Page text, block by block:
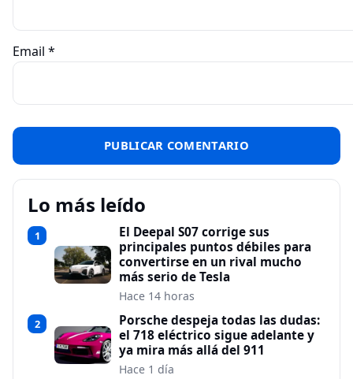
Email *
Lo más leído
1
El Deepal S07 corrige sus
principales puntos débiles para
convertirse en un rival mucho
más serio de Tesla
Hace 14 horas
2
Porsche despeja todas las dudas:
el 718 eléctrico sigue adelante y
ya mira más allá del 911
Hace 1 día